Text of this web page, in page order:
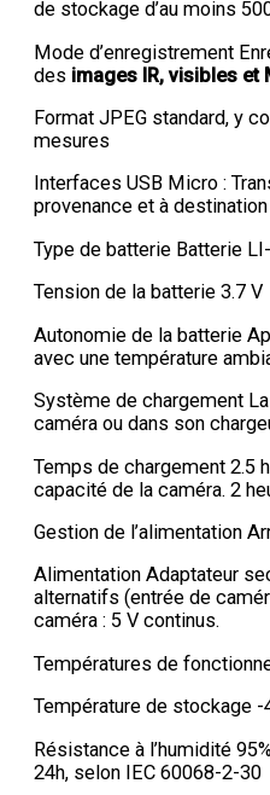
de stockage d’au moins
Mode d’enregistrement
des images IR, visibles et
Format JPEG standard, y
mesures
Interfaces USB Micro :
provenance et à
Type de batterie Batterie
Tension de la batterie 3.7 V
Autonomie de la batterie
avec une température
Système de chargement
caméra ou dans son
Temps de chargement 2.5
capacité de la caméra. 2
Gestion de l’alimentation
Alimentation Adaptateur
alternatifs (entrée de
caméra : 5 V continus.
Températures de
Température de stockage -
Résistance à l’humidité
24h, selon IEC 60068-2-30